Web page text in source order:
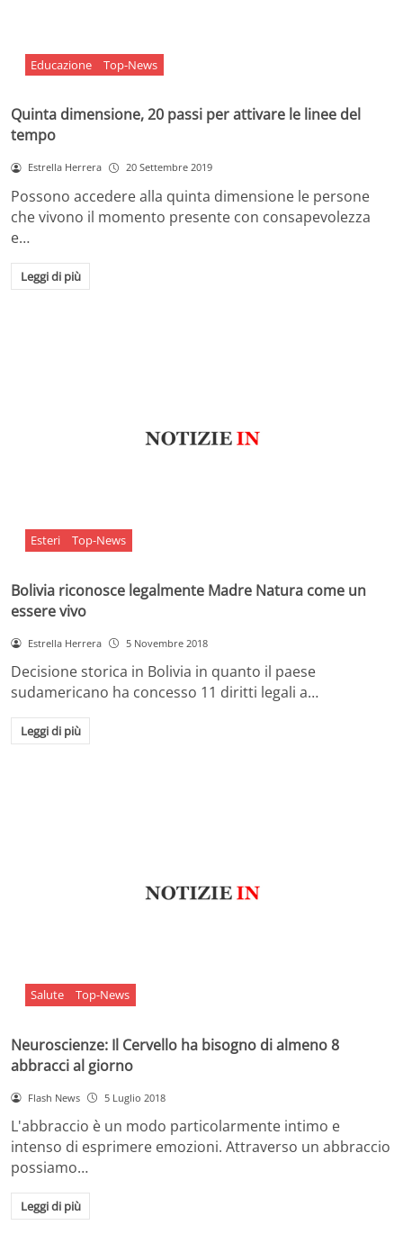
Educazione Top-News
Quinta dimensione, 20 passi per attivare le linee del
tempo
Estrella Herrera 20 Settembre 2019
Possono accedere alla quinta dimensione le persone
che vivono il momento presente con consapevolezza
e…
Leggi di più
Esteri Top-News
Bolivia riconosce legalmente Madre Natura come un
essere vivo
Estrella Herrera 5 Novembre 2018
Decisione storica in Bolivia in quanto il paese
sudamericano ha concesso 11 diritti legali a…
Leggi di più
Salute Top-News
Neuroscienze: Il Cervello ha bisogno di almeno 8
abbracci al giorno
Flash News 5 Luglio 2018
L'abbraccio è un modo particolarmente intimo e
intenso di esprimere emozioni. Attraverso un abbraccio
possiamo…
Leggi di più